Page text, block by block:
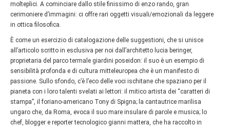
molteplici. A cominciare dallo stile finissimo di enzo rando, gran
cerimoniere d’immagini: ci offre rari oggetti visuali/emozionali da leggere
in ottica filosofica.
È come un esercizio di catalogazione delle suggestioni, che si unisce
all’articolo scritto in esclusiva per noi dall’architetto lucia beringer,
proprietaria del parco termale giardini poseidon: il suo è un esempio di
sensibilità profonda e di cultura mitteleuropea che è un manifesto di
passione. Sullo sfondo, c’è l’eco delle voci ischitane che spaziano per il
pianeta con i loro talenti svelati ai lettori: il mitico artista dei “caratteri di
stampa”, il foriano-americano Tony di Spigna; la cantautrice marilisa
ungaro che, da Roma, evoca il suo mare insulare di parole e musica; lo
chef, blogger e reporter tecnologico gianni mattera, che ha raccolto in